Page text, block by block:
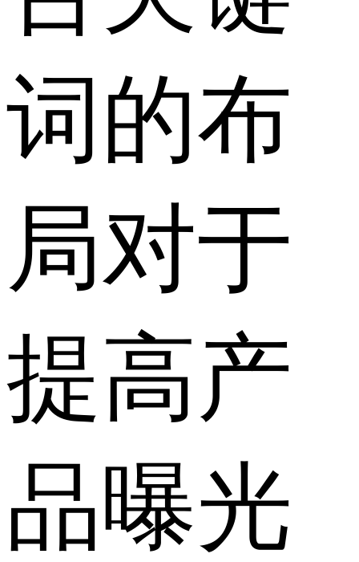
词的布
局对于
提高产
品曝光